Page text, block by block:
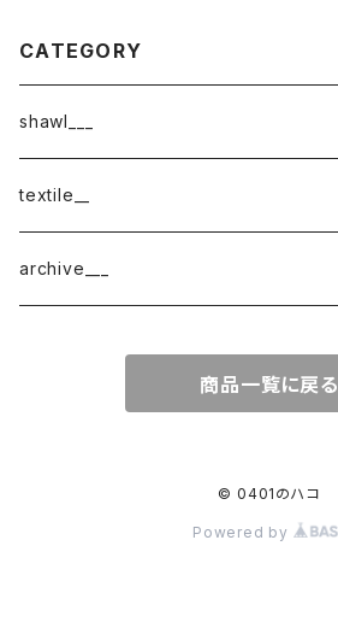
CATEGORY
shawl___
cotton
border
cotton × wool
textile__
織物
archive___
商品一覧に戻る
© 0401のハコ
Powered by